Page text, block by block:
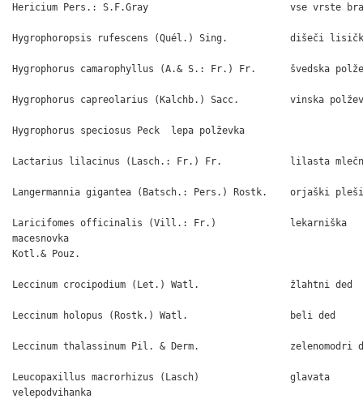
Hericium Pers.: S.F.Gray                         vse vrste
Hygrophoropsis rufescens (Quél.) Sing.           dišeči
Hygrophorus camarophyllus (A.& S.: Fr.) Fr.      švedska
Hygrophorus capreolarius (Kalchb.) Sacc.         vinska
Hygrophorus speciosus Peck  lepa polževka
Lactarius lilacinus (Lasch.: Fr.) Fr.            lilasta
Langermannia gigantea (Batsch.: Pers.) Rostk.    orjaški
Laricifomes officinalis (Vill.: Fr.)             lekarniška
macesnovka
Kotl.& Pouz.
Leccinum crocipodium (Let.) Watl.                žlahtni ded
Leccinum holopus (Rostk.) Watl.                  beli ded
Leccinum thalassinum Pil. & Derm.                zelenomodri
Leucopaxillus macrorhizus (Lasch)                glavata
velepodvihanka